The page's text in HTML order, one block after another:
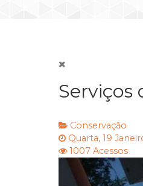
Serviços
Conservação
Quarta, 19
1007 Acessos